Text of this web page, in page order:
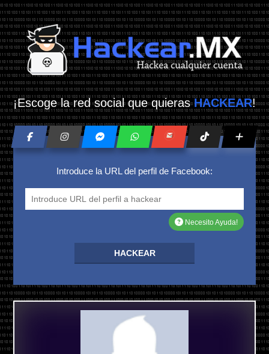
¡Escoge la red social que quierasHACKEAR!
Introduce la URL del perfil de Facebook:
Necesito Ayuda!
HACKEAR